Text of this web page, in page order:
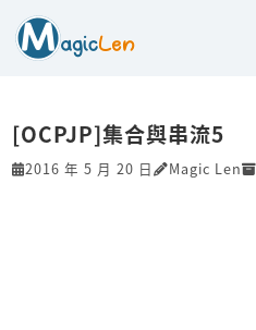
[OCPJP]集合與串流5
2016 年 5 月 20 日 Magic Len